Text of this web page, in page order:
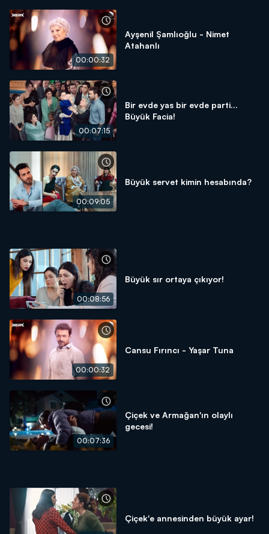
00:00:32
Ayşenil Şamlıoğlu - Nimet
Atahanlı
00:07:15
Bir evde yas bir evde parti...
Büyük Facia!
00:09:05
Büyük servet kimin hesabında?
00:08:56
Büyük sır ortaya çıkıyor!
00:00:32
Cansu Fırıncı - Yaşar Tuna
00:07:36
Çiçek ve Armağan'ın olaylı
gecesi!
Çiçek'e annesinden büyük ayar!